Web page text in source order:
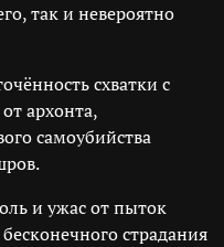
так и невероятно
схватки с
архонта,
самоубийства
и ужас от пыток
страдания